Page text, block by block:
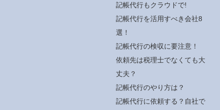
記帳代行もクラウドで!
記帳代行を活用すべき会社8
選！
記帳代行の検収に要注意！
依頼先は税理士でなくても大
丈夫？
記帳代行のやり方は？
記帳代行に依頼する？自社で